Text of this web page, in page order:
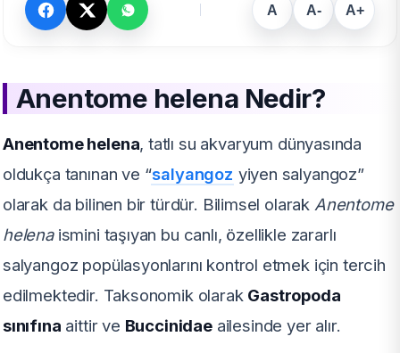
A A- A+
Anentome helena Nedir?
Anentome helena, tatlı su akvaryum dünyasında
oldukça tanınan ve “salyangoz yiyen salyangoz”
olarak da bilinen bir türdür. Bilimsel olarak Anentome
helenaismini taşıyan bu canlı, özellikle zararlı
salyangoz popülasyonlarını kontrol etmek için tercih
edilmektedir. Taksonomik olarak Gastropoda
sınıfına aittir ve Buccinidaeailesinde yer alır.